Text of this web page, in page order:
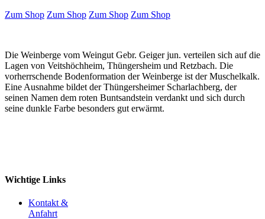
Zum Shop Zum Shop Zum Shop Zum Shop
Die Weinberge vom Weingut Gebr. Geiger jun. verteilen sich auf die
Lagen von Veitshöchheim, Thüngersheim und Retzbach. Die
vorherrschende Bodenformation der Weinberge ist der Muschelkalk.
Eine Ausnahme bildet der Thüngersheimer Scharlachberg, der
seinen Namen dem roten Buntsandstein verdankt und sich durch
seine dunkle Farbe besonders gut erwärmt.
Wichtige Links
Kontakt &
Anfahrt